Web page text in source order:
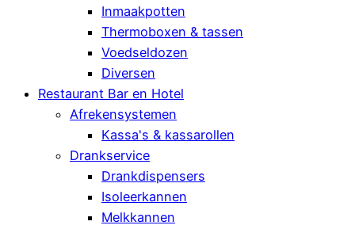
Inmaakpotten
Thermoboxen & tassen
Voedseldozen
Diversen
Restaurant Bar en Hotel
Afrekensystemen
Kassa's & kassarollen
Drankservice
Drankdispensers
Isoleerkannen
Melkkannen